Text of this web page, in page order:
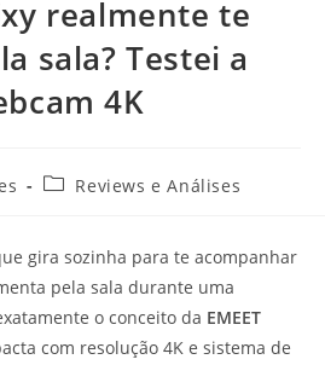
realmente te
sala? Testei a
4K
Reviews e Análises
gira sozinha para te acompanhar
pela sala durante uma
o conceito da EMEET
com resolução 4K e sistema de